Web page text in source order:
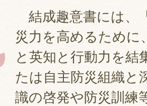
結成趣意書には、
災力を高めるために
と英知と行動力を結
たは自主防災組織と
識の啓発や防災訓練